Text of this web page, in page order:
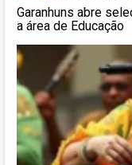
Garanhuns abre
a área de Educação